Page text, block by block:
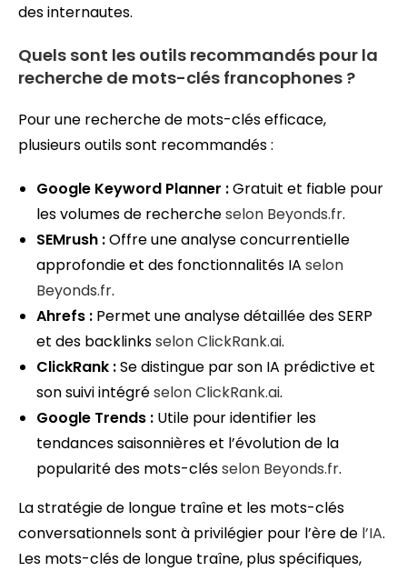
des internautes.
Quels sont les outils recommandés pour la
recherche de mots-clés francophones ?
Pour une recherche de mots-clés efficace,
plusieurs outils sont recommandés :
Google Keyword Planner :Gratuit et fiable pour
les volumes de rechercheselon Beyonds.fr.
SEMrush :Offre une analyse concurrentielle
approfondie et des fonctionnalités IA selon
Beyonds.fr.
Ahrefs : Permet une analyse détaillée des SERP
et des backlinksselon ClickRank.ai.
ClickRank :Se distingue par son IA prédictive et
son suivi intégréselon ClickRank.ai.
Google Trends : Utile pour identifier les
tendances saisonnières et l’évolution de la
popularité des mots-clésselon Beyonds.fr.
La stratégie de longue traîne et les mots-clés
conversationnels sont à privilégier pour l’ère de l’IA.
Les mots-clés de longue traîne, plus spécifiques,